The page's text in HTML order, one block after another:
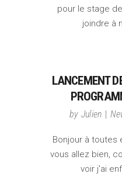
pour le stage
joindre à
LANCEMENT
by Julien
Bonjour à toutes
vous allez bien,
voir j'ai